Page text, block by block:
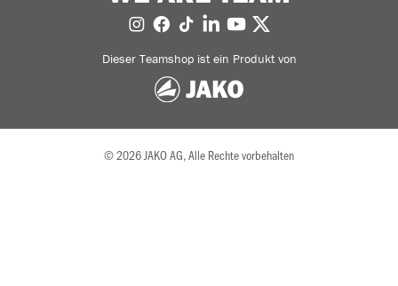
Dieser Teamshop ist ein Produkt von
© 2026 JAKO AG, Alle Rechte vorbehalten